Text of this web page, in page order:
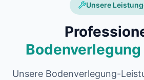
Unsere
Unsere Bodenverlegung-